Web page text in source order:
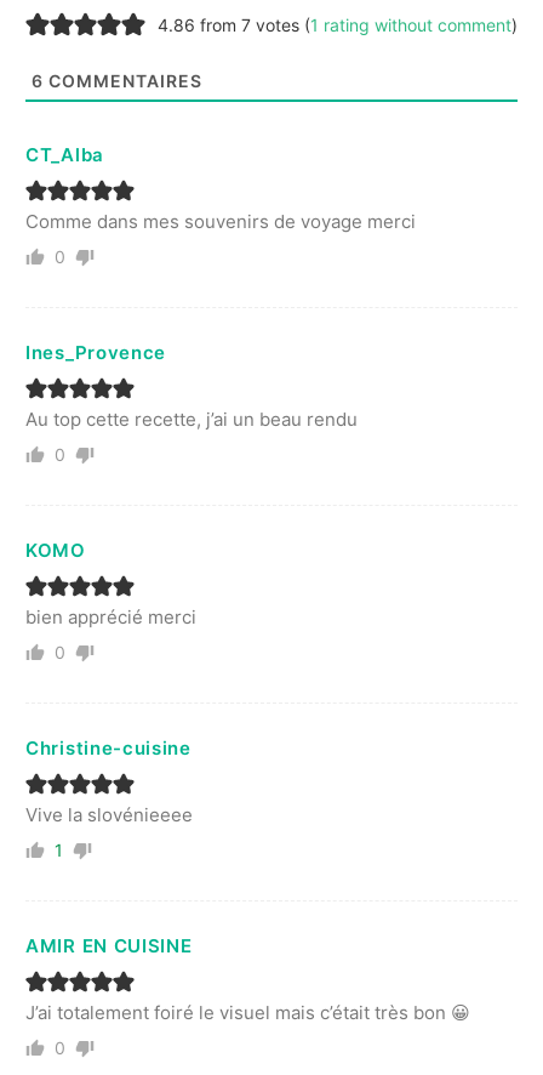
4.86 from 7 votes (1 rating without comment)
6 COMMENTAIRES
CT_Alba
Comme dans mes souvenirs de voyage merci
0
Ines_Provence
Au top cette recette, j’ai un beau rendu
0
KOMO
bien apprécié merci
0
Christine-cuisine
Vive la slovénieeee
1
AMIR EN CUISINE
J’ai totalement foiré le visuel mais c’était très bon 😀
0